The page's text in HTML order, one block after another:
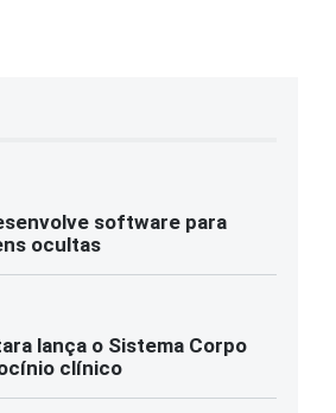
software para
ocultas
lança o Sistema Corpo
clínico